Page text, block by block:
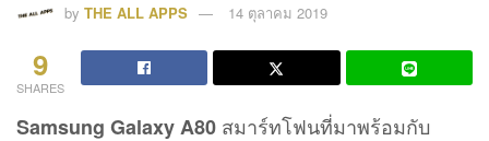
by THE ALL APPS 14 ตุลาคม 2019
9
SHARES
Samsung Galaxy A80 สมาร์ทโฟนที่มาพร้อมกับ